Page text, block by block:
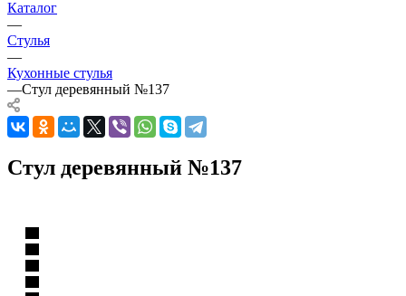
Каталог
—
Стулья
—
Кухонные стулья
—Стул деревянный №137
Стул деревянный №137